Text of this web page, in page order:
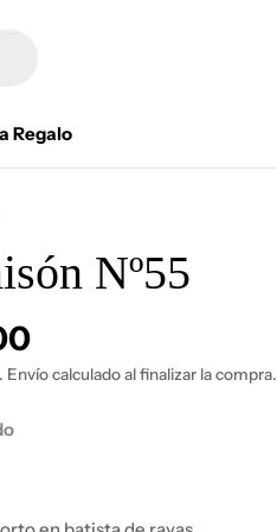
Regalo
en modal
Nº55
Envío calculado al finalizar la compra.